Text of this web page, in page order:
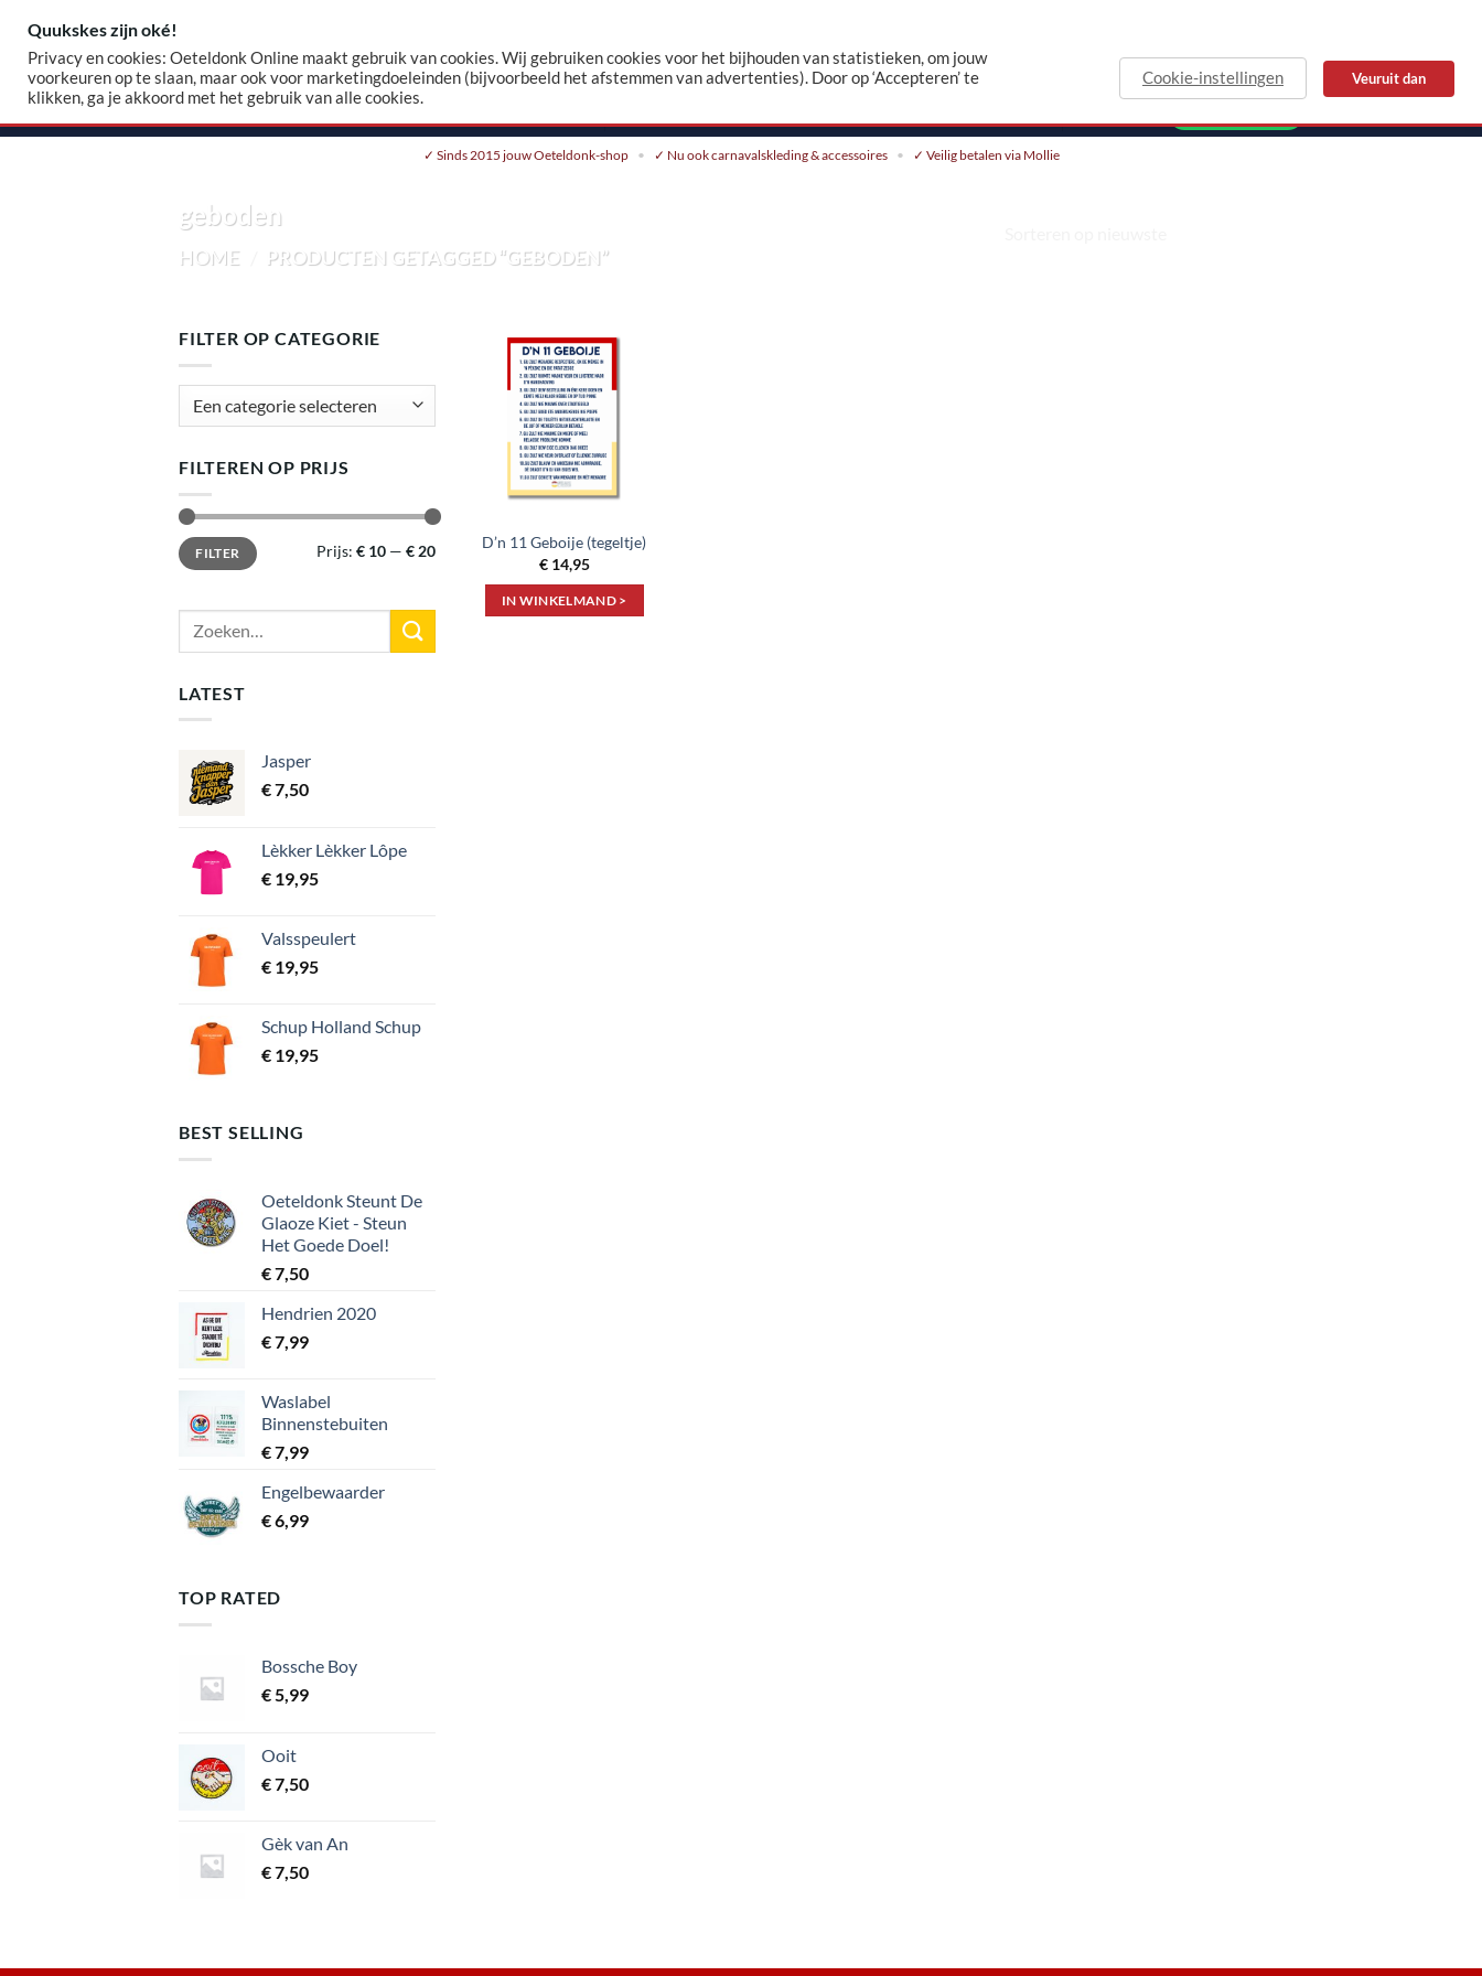
content
naar:
✓ Sinds 2015 jouw Oeteldonk-shop ✓ Nu ook carnavalskleding & accessoires ✓ Veilig betalen via Mollie
geboden
HOME PRODUCTEN GETAGGED “GEBODEN”
FILTER OP CATEGORIE
FILTEREN OP PRIJS
Min.
prijs
Max.
prijsFILTER Prijs: € 10— € 20
Zoeken
LATEST
Jasper
€7,50
Lèkker Lèkker Lôpe
€ 19,95
Valsspeulert
€ 19,95
Schup Holland Schup
€ 19,95
BEST SELLING
Oeteldonk Steunt De
Glaoze Kiet - Steun
Het Goede Doel!
€7,50
Hendrien 2020
€7,99
Waslabel
Binnenstebuiten
€7,99
Engelbewaarder
€6,99
TOP RATED
Bossche Boy
€ 5,99
Ooit
€7,50
Gèk van An
€7,50
verlanglijst
D’n 11 Geboije (tegeltje)
€14,95
IN WINKELMAND >
Quukskes zijn oké!
Privacy en cookies: Oeteldonk Online maakt gebruik van cookies. Wij gebruiken cookies voor het bijhouden van statistieken, om jouw
voorkeuren op te slaan, maar ook voor marketingdoeleinden (bijvoorbeeld het afstemmen van advertenties). Door op ‘Accepteren’ te
klikken, ga je akkoord met het gebruik van alle cookies.
Cookie-instellingen Veuruit dan